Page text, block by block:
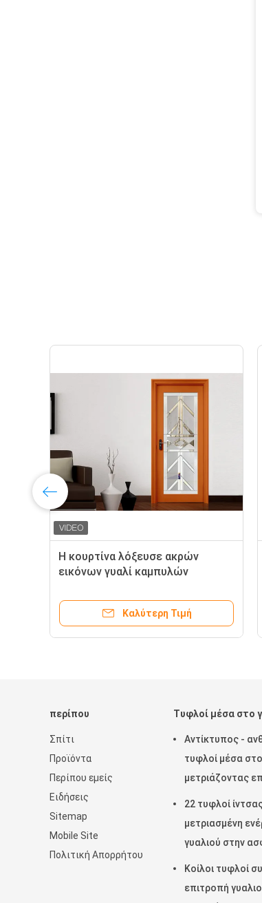
Η κουρτίνα λόξευσε ακρών
εικόνων γυαλί καμπυλών
τεχνικό οριζόντια
Καλύτερη Τιμή
περίπου
Σπίτι
Προϊόντα
Περίπου εμείς
Ειδήσεις
Sitemap
Mobile Site
Πολιτική Απορρήτου
Τυφλοί μέσα στο
Αντίκτυπος -
τυφλοί μέσα στο
μετριάζοντας
22 τυφλοί
μετριασμένη
γυαλιού στην
αποταμίευση
Κοίλοι τυφλοί
επιτροπή